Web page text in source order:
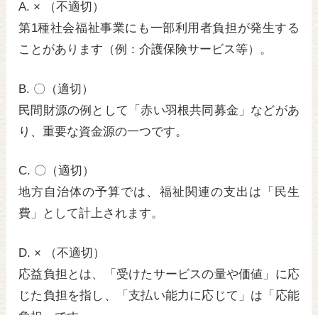
A. × （不適切）
第1種社会福祉事業にも一部利用者負担が発生する
ことがあります（例：介護保険サービス等）。
B. 〇（適切）
民間財源の例として「赤い羽根共同募金」などがあ
り、重要な資金源の一つです。
C. 〇（適切）
地方自治体の予算では、福祉関連の支出は「民生
費」として計上されます。
D. × （不適切）
応益負担とは、「受けたサービスの量や価値」に応
じた負担を指し、「支払い能力に応じて」は「応能